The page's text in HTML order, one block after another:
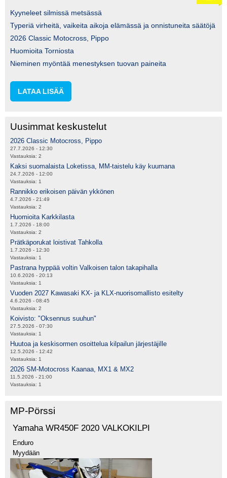
Kyyneleet silmissä metsässä
Typeriä virheitä, vaikeita aikoja elämässä ja onnistuneita säätöjä
2026 Classic Motocross, Pippo
Huomioita Torniosta
Nieminen myöntää menestyksen tuovan paineita
LATAA LISÄÄ
Uusimmat keskustelut
2026 Classic Motocross, Pippo
27.7.2026 - 12:30
Vastauksia: 2
Kaksi suomalaista Loketissa, MM-taistelu käy kuumana
24.7.2026 - 12:00
Vastauksia: 1
Rannikko erikoisen päivän ykkönen
4.7.2026 - 21:49
Vastauksia: 2
Huomioita Karkkilasta
1.7.2026 - 18:00
Vastauksia: 2
Prätkäporukat loistivat Tahkolla
1.7.2026 - 12:30
Vastauksia: 1
Pastrana hyppää voltin Valkoisen talon takapihalla
10.6.2026 - 20:13
Vastauksia: 1
Vuoden 2027 Kawasaki KX- ja KLX-nuorisomallisto esitelty
4.6.2026 - 08:45
Vastauksia: 2
Koivisto: "Oksennus suuhun"
27.5.2026 - 07:30
Vastauksia: 1
Huutoa ja keskisormen osoittelua kilpailun järjestäjille
12.5.2026 - 12:42
Vastauksia: 1
2026 SM-Motocross Kaanaa, MX1 & MX2
11.5.2026 - 21:00
Vastauksia: 1
MP-Pörssi
Yamaha WR450F 2020 VALKOKILPI
Enduro
Myydään